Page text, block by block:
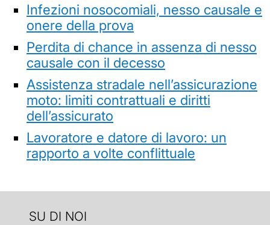
Infezioni nosocomiali, nesso causale e
onere della prova
Perdita di chance in assenza di nesso
causale con il decesso
Assistenza stradale nell’assicurazione
moto: limiti contrattuali e diritti
dell’assicurato
Lavoratore e datore di lavoro: un
rapporto a volte conflittuale
SU DI NOI